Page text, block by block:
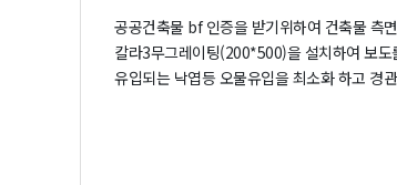
공공건축물 bf 인증을 받기위하여 건축물 측
칼라3무그레이팅(200*500)을 설치하여 보
유입되는 낙엽등 오물유입을 최소화 하고